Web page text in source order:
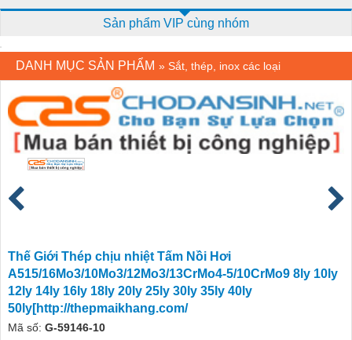
Sản phẩm VIP cùng nhóm
DANH MỤC SẢN PHẨM » Sắt, thép, inox các loại
Thế Giới Thép chịu nhiệt Tấm Nồi Hơi
A515/16Mo3/10Mo3/12Mo3/13CrMo4-5/10CrMo9 8ly 10ly
12ly 14ly 16ly 18ly 20ly 25ly 30ly 35ly 40ly
50ly[http://thepmaikhang.com/
Mã số: G-59146-10